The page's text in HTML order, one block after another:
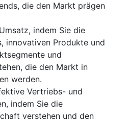
die den Markt prägen
indem Sie die
innovativen Produkte und
und
die den Markt in
werden.
Vertriebs- und
indem Sie die
verstehen und den